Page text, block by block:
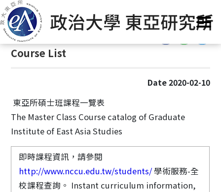
G
o
t
o
首頁/
:::
Course List
Date 2020-02-10
東亞所碩士班課程一覽表
The Master Class Course catalog of Graduate
Institute of East Asia Studies
即時課程資訊，請參閱
http://www.nccu.edu.tw/students/學術服務-全
校課程查詢。 Instant curriculum information,